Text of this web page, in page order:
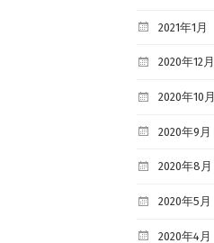
2021年1月
2020年12月
2020年10月
2020年9月
2020年8月
2020年5月
2020年4月